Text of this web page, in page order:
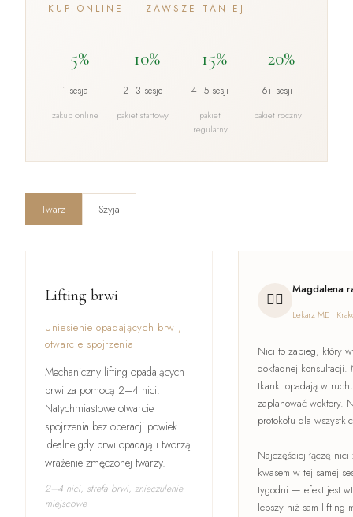
KUP ONLINE — ZAWSZE TANIEJ
−5%
1 sesja
zakup online
−10%
2–3 sesje
pakiet startowy
−15%
4–5 sesji
pakiet
regularny
−20%
6+ sesji
pakiet roczny
Twarz Szyja
Lifting brwi
Uniesienie opadających brwi,
otwarcie spojrzenia
Mechaniczny lifting opadających
brwi za pomocą 2–4 nici.
Natychmiastowe otwarcie
spojrzenia bez operacji powiek.
Idealne gdy brwi opadają i tworzą
wrażenie zmęczonej twarzy.
2–4 nici, strefa brwi, znieczulenie
miejscowe
👩‍⚕️
Magdalena
Lekarz ME ·
Nici to zabieg, który
dokładnej
tkanki opadają w
zaplanować wektory.
protokołu dla
Najczęściej łączę
kwasem w tej samej
tygodni — efekt jest
lepszy niż sam lifting